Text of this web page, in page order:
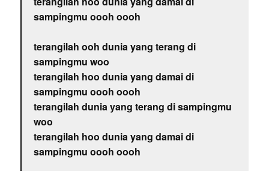
sampingmu oooh oooh
terangilah ooh dunia yang terang di
sampingmu woo
terangilah hoo dunia yang damai di
sampingmu oooh oooh
terangilah dunia yang terang di sampingmu
woo
terangilah hoo dunia yang damai di
sampingmu oooh oooh